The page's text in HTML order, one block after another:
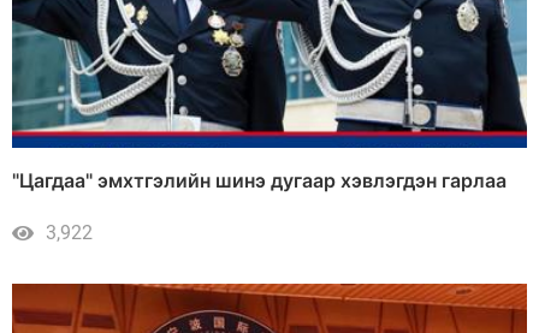
"Цагдаа" эмхтгэлийн шинэ дугаар хэвлэгдэн гарлаа
3,922